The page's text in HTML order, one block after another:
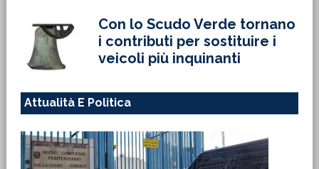
Con lo Scudo Verde tornano
i contributi per sostituire i
veicoli più inquinanti
Attualità E Politica